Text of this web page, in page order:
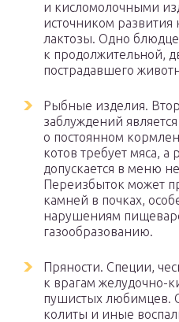
и кисломолочными
источником развития
лактозы. Одно
к продолжительной,
пострадавшего
Рыбные изделия.
заблуждений
о постоянном
котов требует мяса,
допускается в меню
Переизбыток может
камней в почках,
нарушениям
газообразованию.
Пряности. Специи,
к врагам желудочно-
пушистых любимцев.
колиты и иные